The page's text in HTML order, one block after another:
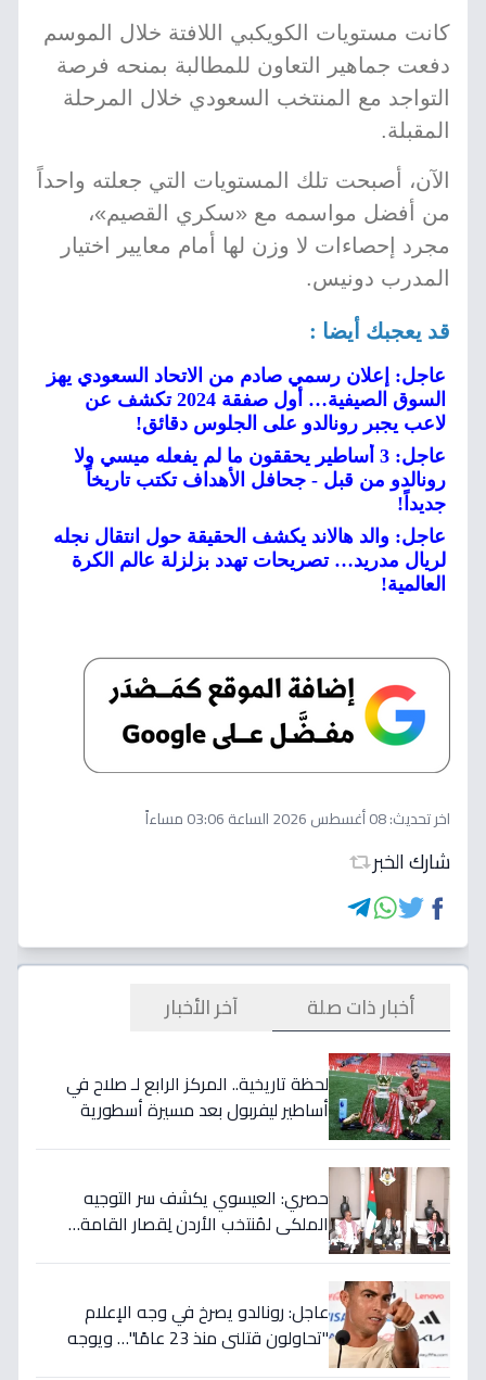
كانت مستويات الكويكبي اللافتة خلال الموسم
دفعت جماهير التعاون للمطالبة بمنحه فرصة
التواجد مع المنتخب السعودي خلال المرحلة
المقبلة.
الآن، أصبحت تلك المستويات التي جعلته واحداً
من أفضل مواسمه مع «سكري القصيم»،
مجرد إحصاءات لا وزن لها أمام معايير اختيار
المدرب دونيس.
قد يعجبك أيضا :
عاجل: إعلان رسمي صادم من الاتحاد السعودي يهز
السوق الصيفية… أول صفقة 2024 تكشف عن
لاعب يجبر رونالدو على الجلوس دقائق!
عاجل: 3 أساطير يحققون ما لم يفعله ميسي ولا
رونالدو من قبل - جحافل الأهداف تكتب تاريخاً
جديداً!
عاجل: والد هالاند يكشف الحقيقة حول انتقال نجله
لريال مدريد… تصريحات تهدد بزلزلة عالم الكرة
العالمية!
اخر تحديث:08 أغسطس 2026 الساعة 03:06 مساءاً
شارك الخبر
أخبار ذات صلة آخر الأخبار
لحظة تاريخية.. المركز الرابع لـ صلاح في
أساطير ليفربول بعد مسيرة أسطورية
حصري: العيسوي يكشف سر التوجيه
الملكي لمُنتخب الأردن لِقصار القامة…
عاجل: رونالدو يصرخ في وجه الإعلام
"تحاولون قتلني منذ 23 عامًا"… ويوجه